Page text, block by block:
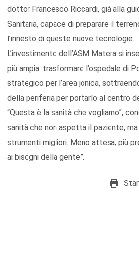
dottor Francesco Riccardi, già alla
Sanitaria, capace di preparare il
l’innesto di queste nuove tecnologie.
L’investimento dell’ASM Matera si
più ampia: trasformare l’ospedale di
strategico per l’area jonica,
della periferia per portarlo al centro
“Questa è la sanità che vogliamo”,
sanità che non aspetta il paziente,
strumenti migliori. Meno attesa, più
ai bisogni della gente”.